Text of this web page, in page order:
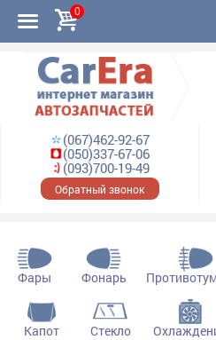
0
(067)462-92-67
(050)337-67-06
(093)700-19-49
Обратный звонок
Фары Фонарь
Капот Стекло